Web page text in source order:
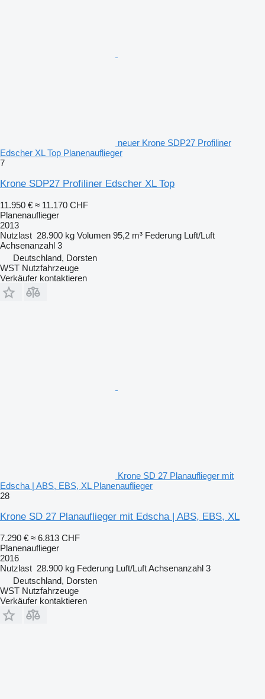
neuer Krone SDP27 Profiliner
Edscher XL Top Planenauflieger
7
Krone SDP27 Profiliner Edscher XL Top
11.950 € ≈ 11.170 CHF
Planenauflieger
2013
Nutzlast 28.900 kg Volumen 95,2 m³ Federung Luft/Luft
Achsenanzahl 3
Deutschland, Dorsten
WST Nutzfahrzeuge
Verkäufer kontaktieren
Krone SD 27 Planauflieger mit
Edscha | ABS, EBS, XL Planenauflieger
28
Krone SD 27 Planauflieger mit Edscha | ABS, EBS, XL
7.290 € ≈ 6.813 CHF
Planenauflieger
2016
Nutzlast 28.900 kg Federung Luft/LuftAchsenanzahl 3
Deutschland, Dorsten
WST Nutzfahrzeuge
Verkäufer kontaktieren